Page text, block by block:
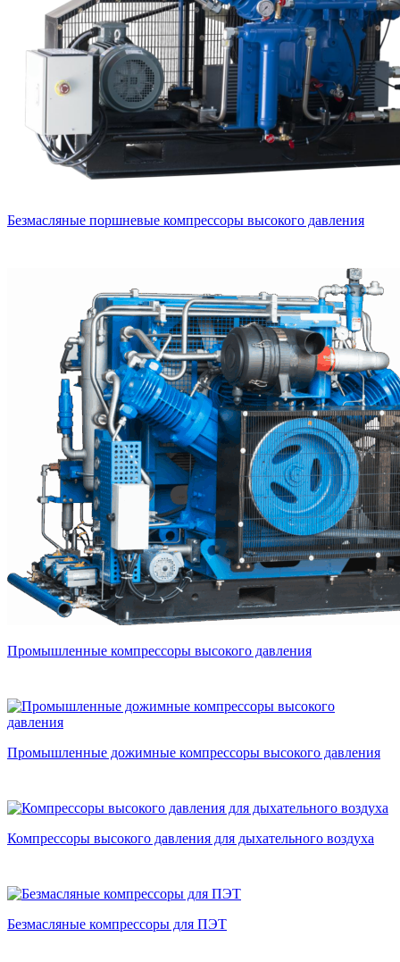
Безмасляные поршневые компрессоры высокого давления
Промышленные компрессоры высокого давления
Промышленные дожимные компрессоры высокого давления
Компрессоры высокого давления для дыхательного воздуха
Безмасляные компрессоры для ПЭТ